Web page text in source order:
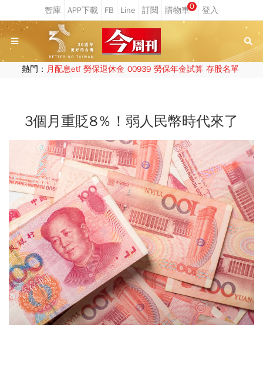
0
熱門： 月配息etf 勞保退休金 00939 勞保年金試算 存股名單
3個月重貶8％！弱人民幣時代來了